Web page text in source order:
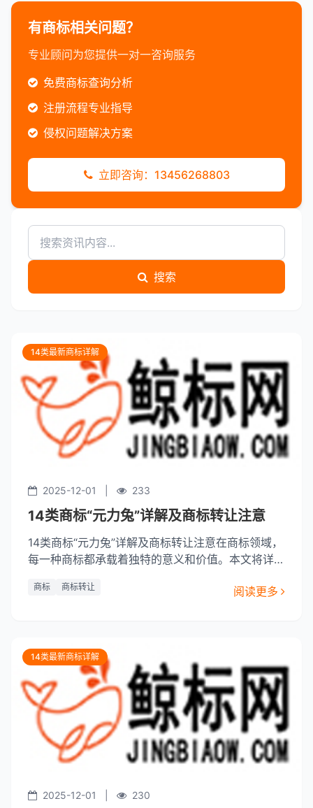
搜索
14类最新商标详解
2025-12-01 233
14类商标“元力兔”详解及商标转让注意
14类商标“元力兔”详解及商标转让注意在商标领域，
每一种商标都承载着独特的意义和价值。本文将详细
中需要注意的事项进行探讨。14类商标“元力兔”详解
商标 商标转让 阅读更多
14类最新商标详解
2025-12-01 230
有商标相关问题？
专业顾问为您提供一对一咨询服务
免费商标查询分析
注册流程专业指导
侵权问题解决方案
立即咨询：13456268803